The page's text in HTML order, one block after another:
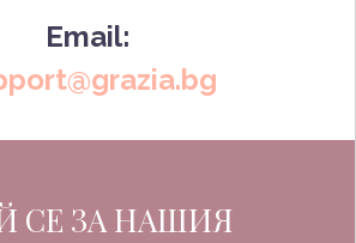
Email:
СЕ ЗА НАШИЯ